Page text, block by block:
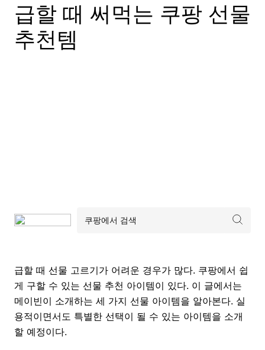
급할 때 써먹는 쿠팡 선물
추천템
급할 때 선물 고르기가 어려운 경우가 많다. 쿠팡에서 쉽
게 구할 수 있는 선물 추천 아이템이 있다. 이 글에서는
메이빈이 소개하는 세 가지 선물 아이템을 알아본다. 실
용적이면서도 특별한 선택이 될 수 있는 아이템을 소개
할 예정이다.